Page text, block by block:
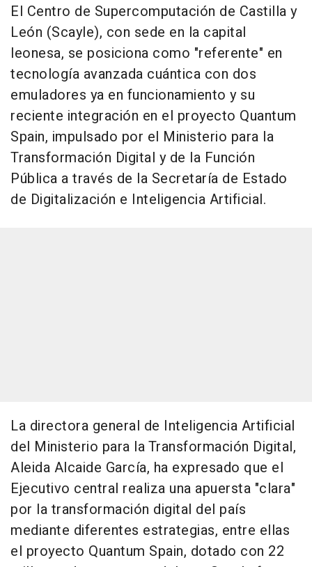
El Centro de Supercomputación de Castilla y
León (Scayle), con sede en la capital
leonesa, se posiciona como "referente" en
tecnología avanzada cuántica con dos
emuladores ya en funcionamiento y su
reciente integración en el proyecto Quantum
Spain, impulsado por el Ministerio para la
Transformación Digital y de la Función
Pública a través de la Secretaría de Estado
de Digitalización e Inteligencia Artificial.
La directora general de Inteligencia Artificial
del Ministerio para la Transformación Digital,
Aleida Alcaide García, ha expresado que el
Ejecutivo central realiza una apuersta "clara"
por la transformación digital del país
mediante diferentes estrategias, entre ellas
el proyecto Quantum Spain, dotado con 22